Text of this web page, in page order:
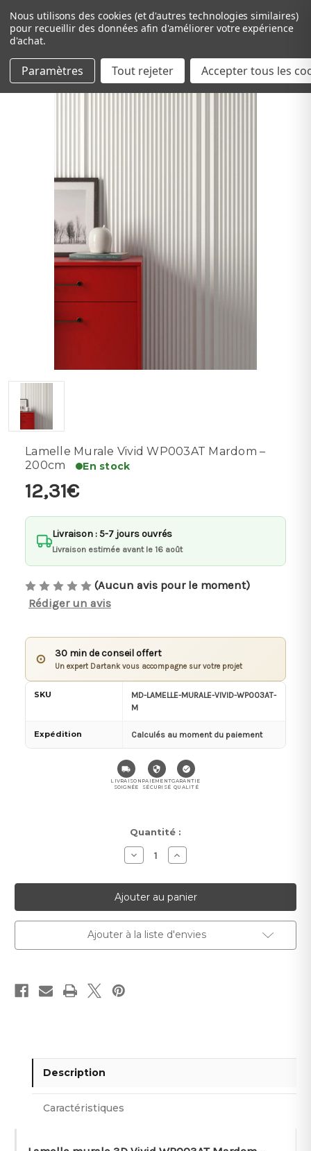
Passer au contenu principal
Lamelle Murale Vivid WP003AT Mardom –
200cm
En stock
12,31€
Livraison : 5-7 jours ouvrés
Livraison estimée avant le 16 août
(Aucun avis pour le moment)
Rédiger un avis
⊙ 30 min de conseil offert
Un expert Dartank vous accompagne sur votre projet
SKU
MD-LAMELLE-MURALE-VIVID-WP003AT-
M
Expédition Calculés au moment du paiement
LIVRAISON
SOIGNÉE
PAIEMENT
SÉCURISÉ
GARANTIE
QUALITÉ
Quantité :
Diminuer
la
pour
Lamelle
Murale
Vivid
WP003AT
Mardom
–
200cm
Augmenter
la
pour
Lamelle
Murale
Vivid
WP003AT
Mardom
–
200cm
Ajouter à la liste d'envies
Description
Caractéristiques
Nous utilisons des cookies (et d'autres technologies similaires)
pour recueillir des données afin d'améliorer votre expérience
d'achat.
Paramètres Tout rejeter Accepter tous les